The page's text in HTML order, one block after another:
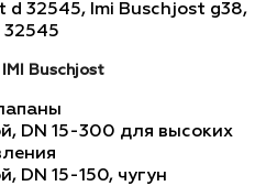
d 32545, Imi Buschjost g38,
32545
Buschjost
DN 15-300 для высоких
DN 15-150, чугун